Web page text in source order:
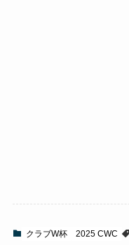
クラブW杯 2025 CWC